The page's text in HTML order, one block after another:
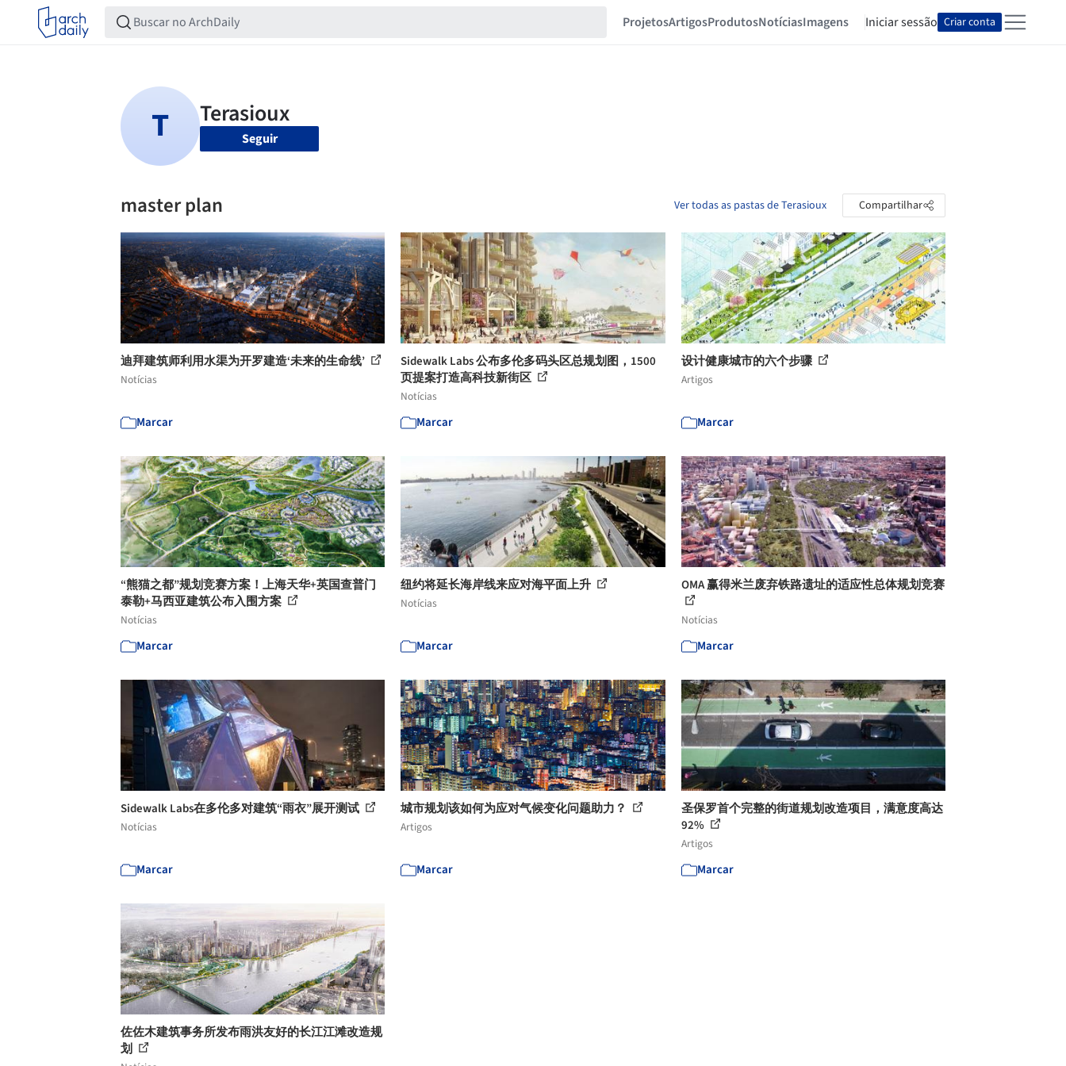
ProjetosArtigosProdutosNotíciasImagens Iniciar sessão Criar conta
Seguir
master plan Ver todas as pastas de Terasioux Compartilhar
迪拜建筑师利用水渠为开罗建造‘未来的生命线’
Notícias
Marcar
Sidewalk Labs 公布多伦多码头区总规划图，1500
页提案打造高科技新街区
Notícias
Marcar
设计健康城市的六个步骤
Artigos
Marcar
“熊猫之都”规划竞赛方案！上海天华+英国查普门
泰勒+马西亚建筑公布入围方案
Notícias
Marcar
纽约将延长海岸线来应对海平面上升
Notícias
Marcar
OMA 赢得米兰废弃铁路遗址的适应性总体规划竞赛
Notícias
Marcar
Sidewalk Labs在多伦多对建筑“雨衣”展开测试
Notícias
Marcar
城市规划该如何为应对气候变化问题助力？
Artigos
Marcar
圣保罗首个完整的街道规划改造项目，满意度高达
92%
Artigos
Marcar
佐佐木建筑事务所发布雨洪友好的长江江滩改造规
划